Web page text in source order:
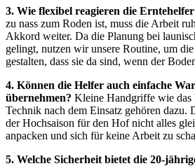
3. Wie flexibel reagieren die
zu nass zum Roden ist, muss die Arbeit
Akkord weiter. Da die Planung bei
gelingt, nutzen wir unsere Routine, um
gestalten, dass sie da sind, wenn der
4. Können die Helfer auch einfache
übernehmen? Kleine Handgriffe wie das
Technik nach dem Einsatz gehören dazu.
der Hochsaison für den Hof nicht alles
anpacken und sich für keine Arbeit zu
5. Welche Sicherheit bietet die 20-